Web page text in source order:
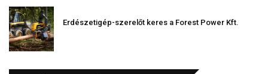
Erdészetigép-szerelőt keres a Forest Power Kft.